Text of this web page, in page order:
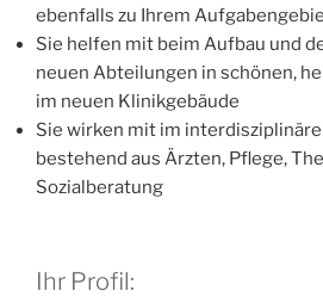
ebenfalls zu Ihrem
Sie helfen mit beim Aufbau und
neuen Abteilungen in schönen,
im neuen Klinikgebäude
Sie wirken mit im
bestehend aus Ärzten, Pflege,
Sozialberatung
Ihr Profil: